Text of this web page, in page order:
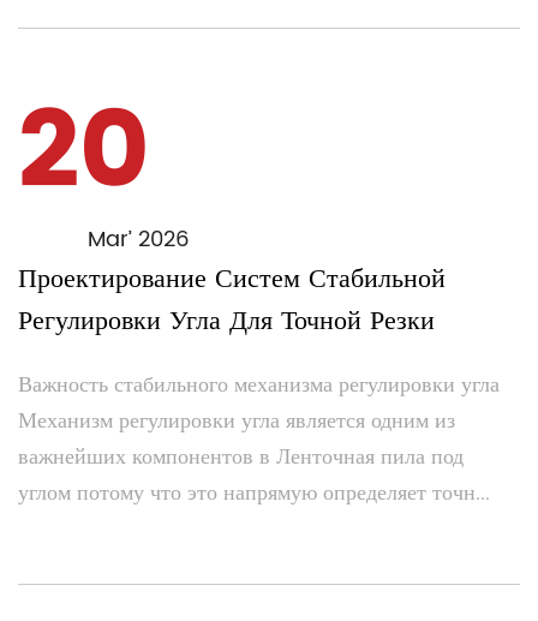
20
Mar’ 2026
Проектирование Систем Стабильной
Регулировки Угла Для Точной Резки
Важность стабильного механизма регулировки угла
Механизм регулировки угла является одним из
важнейших компонентов в Ленточная пила под
углом потому что это напрямую определяет точн...